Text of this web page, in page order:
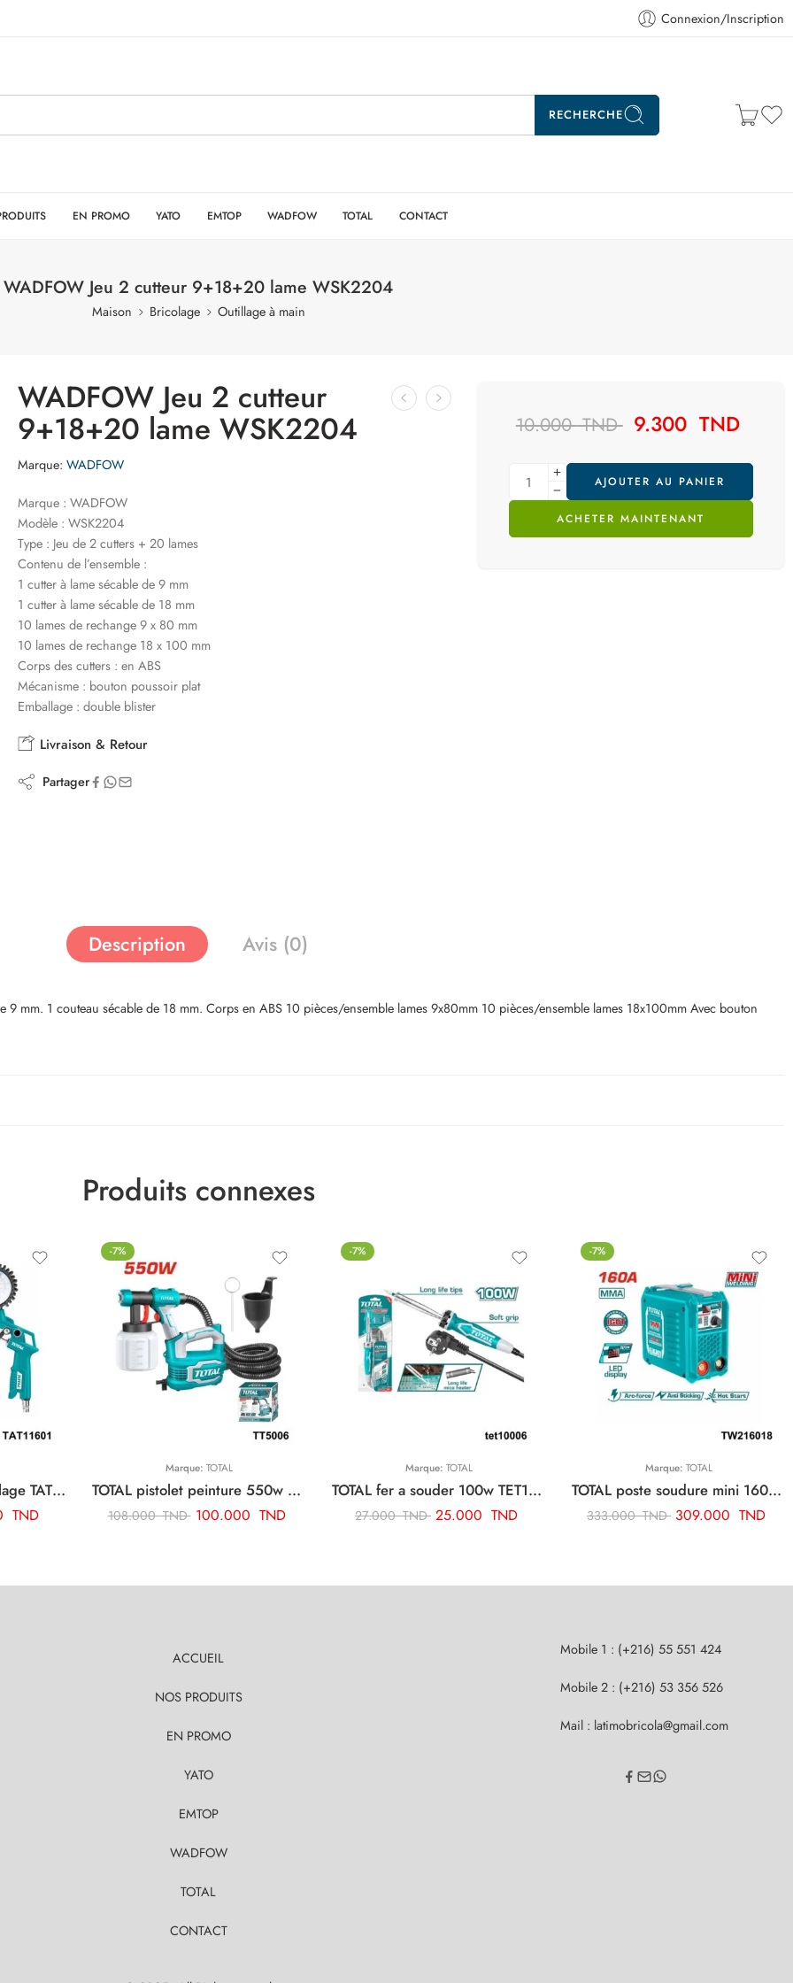
Connexion/Inscription
RECHERCHE
EN PROMO YATO EMTOP WADFOW TOTAL CONTACT
WADFOW Jeu 2 cutteur 9+18+20 lame WSK2204
Maison Bricolage Outillage à main
WADFOW Jeu 2 cutteur
9+18+20 lame WSK2204
Marque: WADFOW
Marque : WADFOW
Modèle : WSK2204
Type : Jeu de 2 cutters + 20 lames
Contenu de l’ensemble :
1 cutter à lame sécable de 9 mm
1 cutter à lame sécable de 18 mm
10 lames de rechange 9 x 80 mm
10 lames de rechange 18 x 100 mm
Corps des cutters : en ABS
Mécanisme : bouton poussoir plat
Emballage : double blister
Livraison & Retour
Partager
10.000TND 9.300 TND
AJOUTER AU PANIER
ACHETER MAINTENANT
Description Avis (0)
9 mm. 1 couteau sécable de 18 mm. Corps en ABS 10 pièces/ensemble lames 9x80mm 10 pièces/ensemble lames 18x100mm Avec bouton
Produits connexes
TOTAL pistolet de gonflage TAT11601
TND
-7%
Marque: TOTAL
TOTAL pistolet peinture 550w TT5006
108.000TND 100.000 TND
-7%
Marque: TOTAL
TOTAL fer a souder 100w TET10006
27.000TND 25.000 TND
-7%
Marque: TOTAL
TOTAL poste soudure mini 160a TW216018
333.000TND 309.000 TND
ACCUEIL
NOS PRODUITS
EN PROMO
YATO
EMTOP
WADFOW
TOTAL
CONTACT
Mobile 1 : (+216) 55 551 424
Mobile 2 : (+216) 53 356 526
Mail : latimobricola@gmail.com